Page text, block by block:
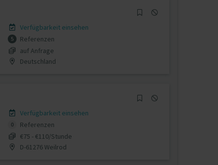
Verfügbarkeit einsehen
5
Referenzen
auf Anfrage
Deutschland
Verfügbarkeit einsehen
0
Referenzen
€75 - €110/Stunde
D-61276 Weilrod